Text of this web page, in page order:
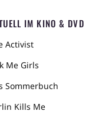
IM KINO & DVD
Activist
Me Girls
Sommerbuch
Kills Me